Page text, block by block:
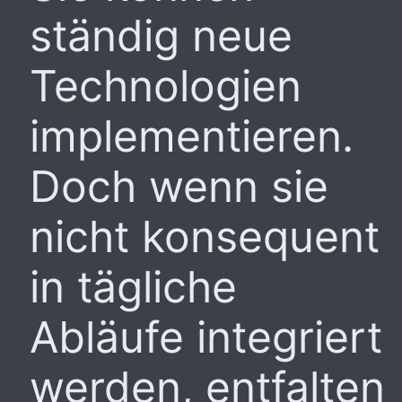
ständig neue
Technologien
implementieren.
Doch wenn sie
nicht konsequent
in tägliche
Abläufe integriert
werden, entfalten